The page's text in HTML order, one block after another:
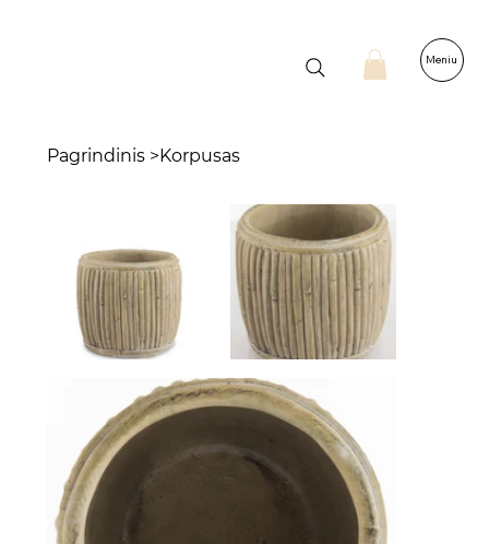
Meniu
Pagrindinis > Korpusas